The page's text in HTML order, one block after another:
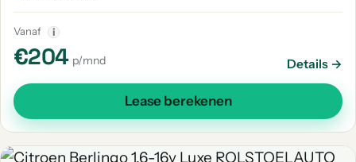
Vanaf i
€204 p/mnd Details →
Lease berekenen